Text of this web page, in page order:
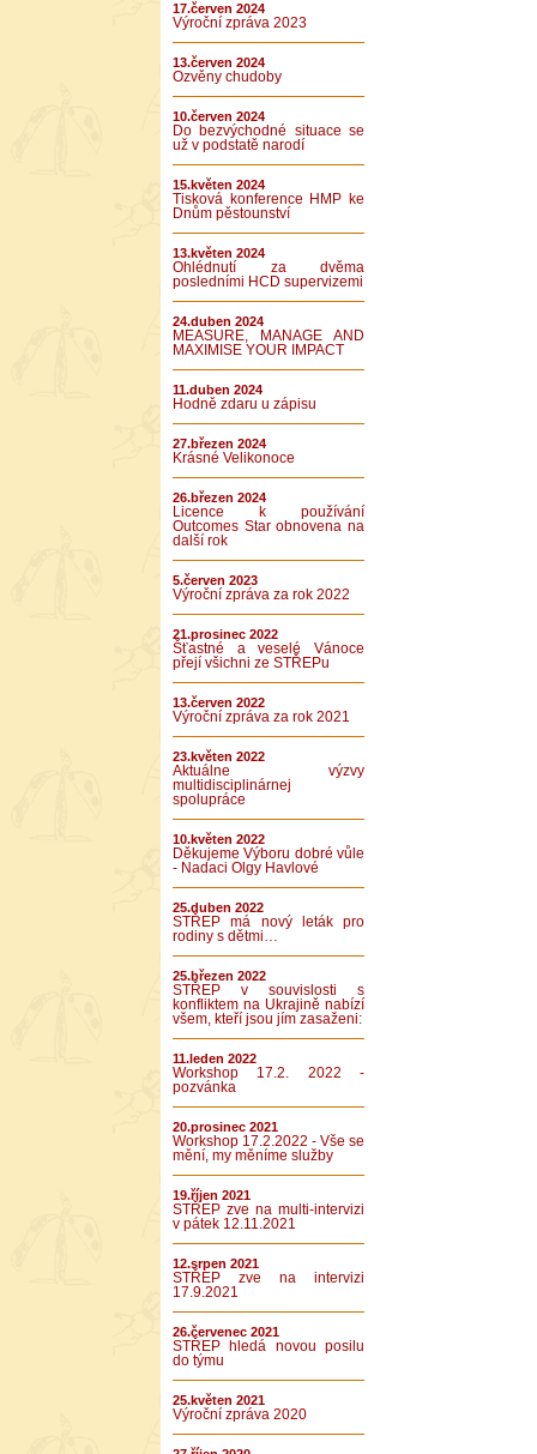
17.červen 2024
Výroční zpráva 2023
13.červen 2024
Ozvěny chudoby
10.červen 2024
Do bezvýchodné situace se
už v podstatě narodí
15.květen 2024
Tisková konference HMP ke
Dnům pěstounství
13.květen 2024
Ohlédnutí za dvěma
posledními HCD supervizemi
24.duben 2024
MEASURE, MANAGE AND
MAXIMISE YOUR IMPACT
11.duben 2024
Hodně zdaru u zápisu
27.březen 2024
Krásné Velikonoce
26.březen 2024
Licence k používání
Outcomes Star obnovena na
další rok
5.červen 2023
Výroční zpráva za rok 2022
21.prosinec 2022
Šťastné a veselé Vánoce
přejí všichni ze STŘEPu
13.červen 2022
Výroční zpráva za rok 2021
23.květen 2022
Aktuálne výzvy
multidisciplinárnej
spolupráce
10.květen 2022
Děkujeme Výboru dobré vůle
- Nadaci Olgy Havlové
25.duben 2022
STŘEP má nový leták pro
rodiny s dětmi…
25.březen 2022
STŘEP v souvislosti s
konfliktem na Ukrajině nabízí
všem, kteří jsou jím zasaženi:
11.leden 2022
Workshop 17.2. 2022 -
pozvánka
20.prosinec 2021
Workshop 17.2.2022 - Vše se
mění, my měníme služby
19.říjen 2021
STŘEP zve na multi-intervizi
v pátek 12.11.2021
12.srpen 2021
STŘEP zve na intervizi
17.9.2021
26.červenec 2021
STŘEP hledá novou posilu
do týmu
25.květen 2021
Výroční zpráva 2020